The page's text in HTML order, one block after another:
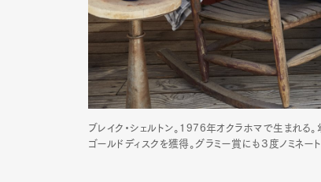
ブレイク・シェルトン。1976年オクラホマで生まれる
ゴールドディスクを獲得。グラミー賞にも３度ノミネ